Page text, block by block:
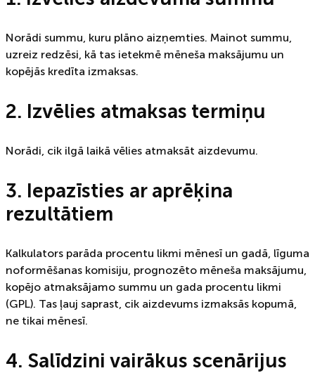
Norādi summu, kuru plāno aizņemties. Mainot summu,
uzreiz redzēsi, kā tas ietekmē mēneša maksājumu un
kopējās kredīta izmaksas.
2. Izvēlies atmaksas termiņu
Norādi, cik ilgā laikā vēlies atmaksāt aizdevumu.
3. Iepazīsties ar aprēķina
rezultātiem
Kalkulators parāda procentu likmi mēnesī un gadā, līguma
noformēšanas komisiju, prognozēto mēneša maksājumu,
kopējo atmaksājamo summu un gada procentu likmi
(GPL). Tas ļauj saprast, cik aizdevums izmaksās kopumā,
ne tikai mēnesī.
4. Salīdzini vairākus scenārijus